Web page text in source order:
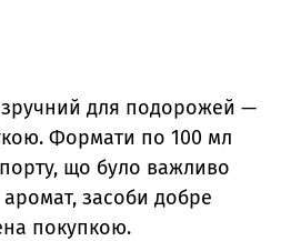
для подорожей —
Формати по 100 мл
що було важливо
засоби добре
покупкою.